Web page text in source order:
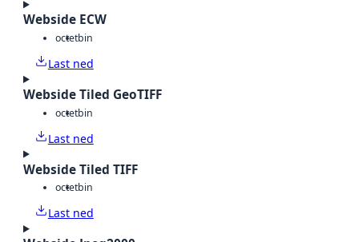
Webside ECW
octetbin
Last ned
Webside Tiled GeoTIFF
octetbin
Last ned
Webside Tiled TIFF
octetbin
Last ned